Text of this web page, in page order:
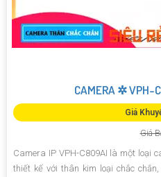
CAMERA ✲ VPH-
Giá
Giá
Camera IP VPH-C809AI là một loại
thiết kế với thân kim loại chắc